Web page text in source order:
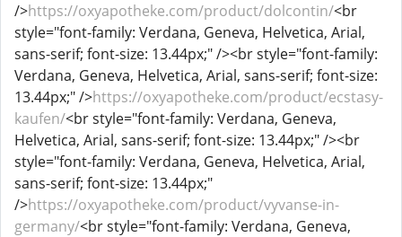
/>https://oxyapotheke.com/product/dolcontin/<br
style="font-family: Verdana, Geneva, Helvetica, Arial,
sans-serif; font-size: 13.44px;" /><br style="font-family:
Verdana, Geneva, Helvetica, Arial, sans-serif; font-size:
13.44px;" />https://oxyapotheke.com/product/ecstasy-
kaufen/<br style="font-family: Verdana, Geneva,
Helvetica, Arial, sans-serif; font-size: 13.44px;" /><br
style="font-family: Verdana, Geneva, Helvetica, Arial,
sans-serif; font-size: 13.44px;"
/>https://oxyapotheke.com/product/vyvanse-in-
germany/<br style="font-family: Verdana, Geneva,